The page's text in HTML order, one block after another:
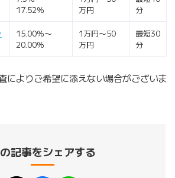
17.52％
万円
分
15.00％〜
20.00％
1万円〜50
万円
最短30
分
によりご希望に添えない場合がございま
記事をシェアする